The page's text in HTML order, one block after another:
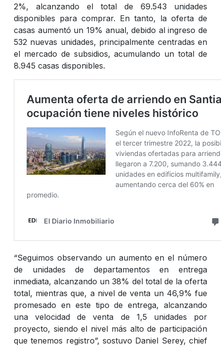
2%, alcanzando el total de 69.543 unidades
disponibles para comprar. En tanto, la oferta de
casas aumentó un 19% anual, debido al ingreso de
532 nuevas unidades, principalmente centradas en
el mercado de subsidios, acumulando un total de
8.945 casas disponibles.
“Seguimos observando un aumento en el número
de unidades de departamentos en entrega
inmediata, alcanzando un 38% del total de la oferta
total, mientras que, a nivel de venta un 46,9% fue
promesado en este tipo de entrega, alcanzando
una velocidad de venta de 1,5 unidades por
proyecto, siendo el nivel más alto de participación
que tenemos registro”, sostuvo Daniel Serey, chief